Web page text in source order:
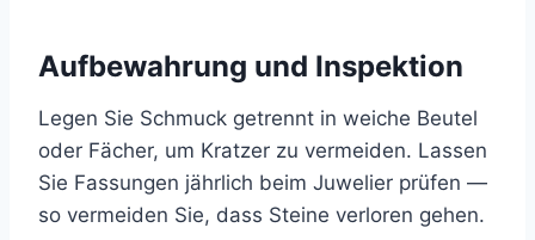
Aufbewahrung und Inspektion
Legen Sie Schmuck getrennt in weiche Beutel
oder Fächer, um Kratzer zu vermeiden. Lassen
Sie Fassungen jährlich beim Juwelier prüfen —
so vermeiden Sie, dass Steine verloren gehen.